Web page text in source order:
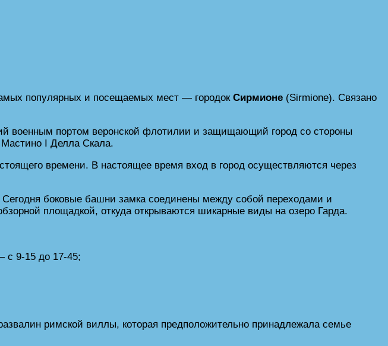
популярных и посещаемых мест — городок Сирмионе (Sirmione). Связано
военным портом веронской флотилии и защищающий город со стороны
I Делла Скала.
времени. В настоящее время вход в город осуществляются через
Сегодня боковые башни замка соединены между собой переходами и
площадкой, откуда открываются шикарные виды на озеро Гарда.
с 9-15 до 17-45;
римской виллы, которая предположительно принадлежала семье